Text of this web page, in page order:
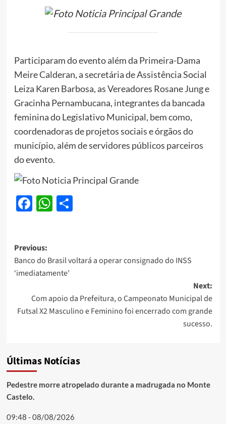
Participaram do evento além da Primeira-Dama
Meire Calderan, a secretária de Assistência Social
Leiza Karen Barbosa, as Vereadores Rosane Jung e
Gracinha Pernambucana, integrantes da bancada
feminina do Legislativo Municipal, bem como,
coordenadoras de projetos sociais e órgãos do
município, além de servidores públicos parceiros
do evento.
Facebook
WhatsApp
Share
Post
navigation
Previous:
Banco do Brasil voltará a operar consignado do INSS
‘imediatamente’
Next:
Com apoio da Prefeitura, o Campeonato Municipal de
Futsal X2 Masculino e Feminino foi encerrado com grande
sucesso.
Últimas Notícias
Pedestre morre atropelado durante a madrugada no Monte
Castelo.
09:48 - 08/08/2026